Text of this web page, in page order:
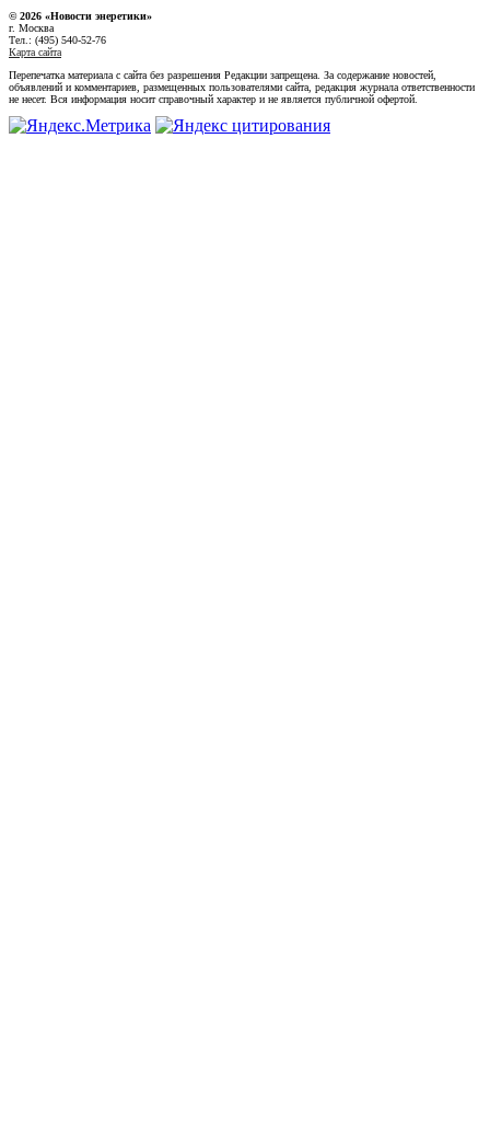
© 2026 «Новости энеретики»
г. Москва
Тел.: (495) 540-52-76
Карта сайта
Перепечатка материала с сайта без разрешения Редакции запрещена. За содержание новостей,
объявлений и комментариев, размещенных пользователями сайта, редакция журнала ответственности
не несет. Вся информация носит справочный характер и не является публичной офертой.